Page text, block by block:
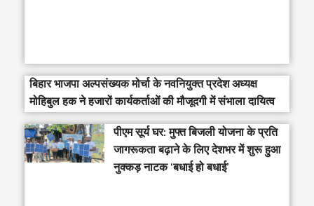
बिहार भाजपा अल्पसंख्यक मोर्चा के नवनियुक्त प्रदेश अध्यक्ष
मोहिबुल हक ने हजारों कार्यकर्ताओं की मौजूदगी में संभाला दायित्व
पीएम सूर्य घर: मुफ्त बिजली योजना के प्रति
जागरूकता बढ़ाने के लिए देशभर में शुरू हुआ
नुक्कड़ नाटक ‘बधाई हो बधाई’